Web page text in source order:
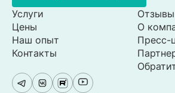
Услуги
Цены
Наш опыт
Контакты
Отзывы
О
Пресс-